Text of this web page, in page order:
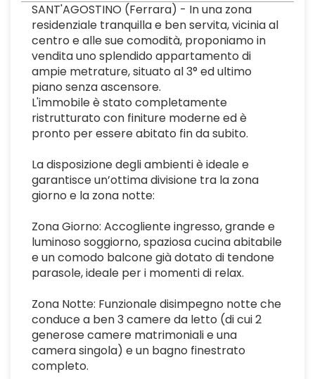
SANT'AGOSTINO (Ferrara) - In una zona
residenziale tranquilla e ben servita, vicinia al
centro e alle sue comodità, proponiamo in
vendita uno splendido appartamento di
ampie metrature, situato al 3° ed ultimo
piano senza ascensore.
L'immobile è stato completamente
ristrutturato con finiture moderne ed è
pronto per essere abitato fin da subito.
La disposizione degli ambienti è ideale e
garantisce un’ottima divisione tra la zona
giorno e la zona notte:
Zona Giorno: Accogliente ingresso, grande e
luminoso soggiorno, spaziosa cucina abitabile
e un comodo balcone già dotato di tendone
parasole, ideale per i momenti di relax.
Zona Notte: Funzionale disimpegno notte che
conduce a ben 3 camere da letto (di cui 2
generose camere matrimoniali e una
camera singola) e un bagno finestrato
completo.